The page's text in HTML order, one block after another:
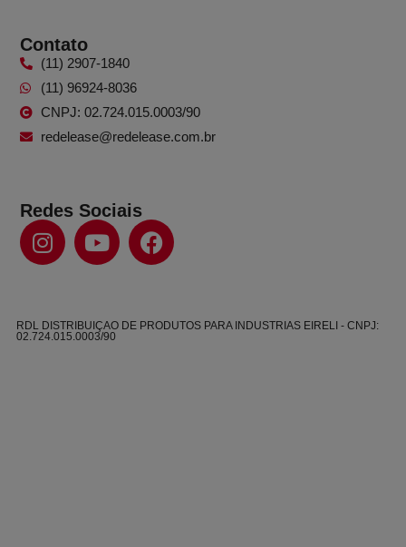
Contato
(11) 2907-1840
(11) 96924-8036
CNPJ: 02.724.015.0003/90
redelease@redelease.com.br
Redes Sociais
RDL DISTRIBUIÇAO DE PRODUTOS PARA INDUSTRIAS EIRELI - CNPJ:
02.724.015.0003/90